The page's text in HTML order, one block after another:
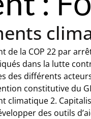
de la COP 22 par
dans la lutte
des différents
constitutive du
climatique 2.
des outils